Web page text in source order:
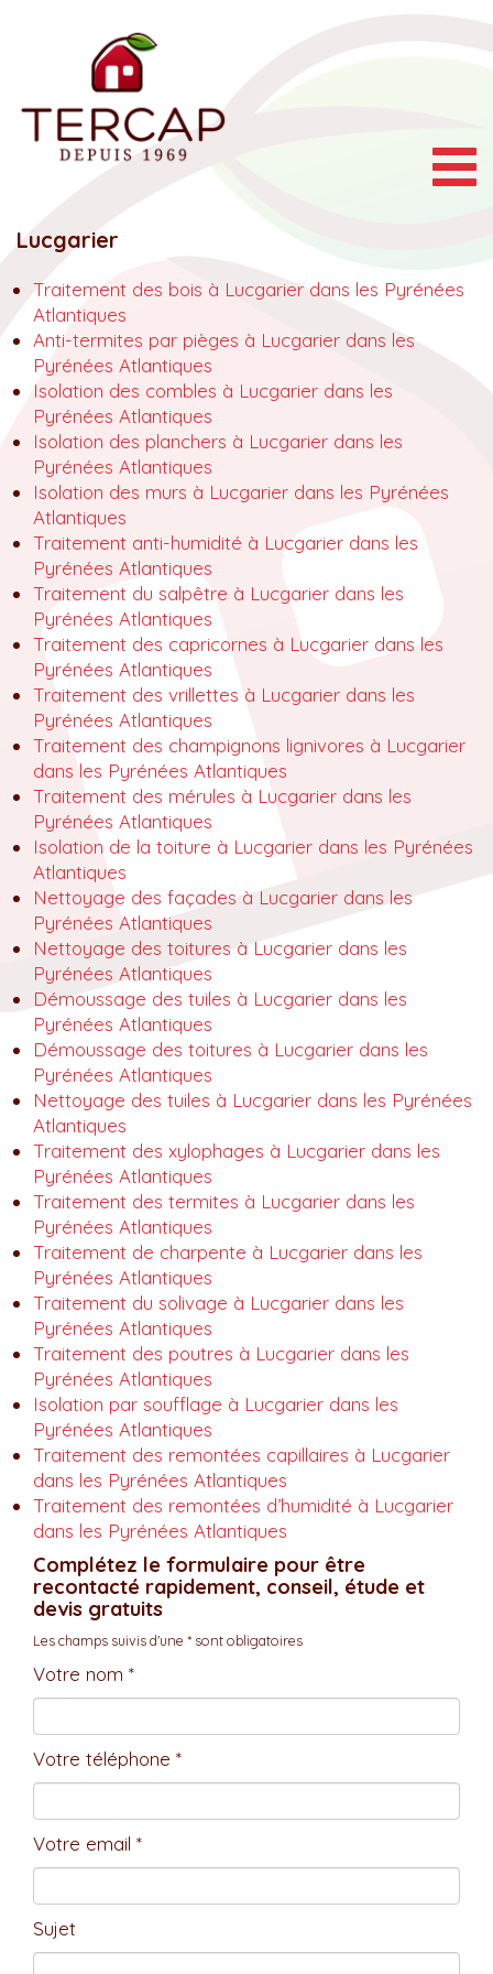
Lucgarier
Traitement des bois à Lucgarier dans les Pyrénées
Atlantiques
Anti-termites par pièges à Lucgarier dans les
Pyrénées Atlantiques
Isolation des combles à Lucgarier dans les
Pyrénées Atlantiques
Isolation des planchers à Lucgarier dans les
Pyrénées Atlantiques
Isolation des murs à Lucgarier dans les Pyrénées
Atlantiques
Traitement anti-humidité à Lucgarier dans les
Pyrénées Atlantiques
Traitement du salpêtre à Lucgarier dans les
Pyrénées Atlantiques
Traitement des capricornes à Lucgarier dans les
Pyrénées Atlantiques
Traitement des vrillettes à Lucgarier dans les
Pyrénées Atlantiques
Traitement des champignons lignivores à Lucgarier
dans les Pyrénées Atlantiques
Traitement des mérules à Lucgarier dans les
Pyrénées Atlantiques
Isolation de la toiture à Lucgarier dans les Pyrénées
Atlantiques
Nettoyage des façades à Lucgarier dans les
Pyrénées Atlantiques
Nettoyage des toitures à Lucgarier dans les
Pyrénées Atlantiques
Démoussage des tuiles à Lucgarier dans les
Pyrénées Atlantiques
Démoussage des toitures à Lucgarier dans les
Pyrénées Atlantiques
Nettoyage des tuiles à Lucgarier dans les Pyrénées
Atlantiques
Traitement des xylophages à Lucgarier dans les
Pyrénées Atlantiques
Traitement des termites à Lucgarier dans les
Pyrénées Atlantiques
Traitement de charpente à Lucgarier dans les
Pyrénées Atlantiques
Traitement du solivage à Lucgarier dans les
Pyrénées Atlantiques
Traitement des poutres à Lucgarier dans les
Pyrénées Atlantiques
Isolation par soufflage à Lucgarier dans les
Pyrénées Atlantiques
Traitement des remontées capillaires à Lucgarier
dans les Pyrénées Atlantiques
Traitement des remontées d’humidité à Lucgarier
dans les Pyrénées Atlantiques
Complétez le formulaire pour être
recontacté rapidement, conseil, étude et
devis gratuits
Les champs suivis d'une * sont obligatoires
Votre nom *
Votre téléphone *
Votre email *
Sujet